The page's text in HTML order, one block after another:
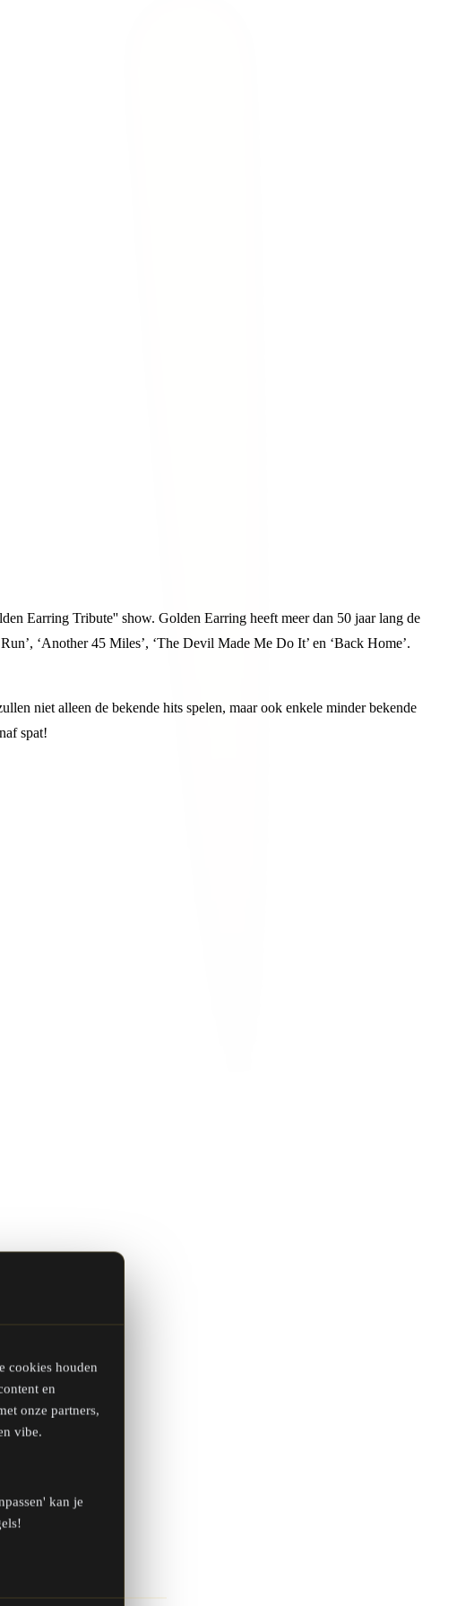
Earring Tribute'' show. Golden Earring heeft meer dan 50 jaar lang de
‘Another 45 Miles’, ‘The Devil Made Me Do It’ en ‘Back Home’.
niet alleen de bekende hits spelen, maar ook enkele minder bekende
spat!
cookies houden
en
onze partners,
vibe.
kan je